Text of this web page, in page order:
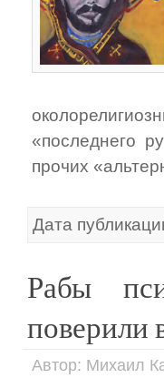
«последнего
прочих
Дата
Рабы
поверили
Автор: Михаил